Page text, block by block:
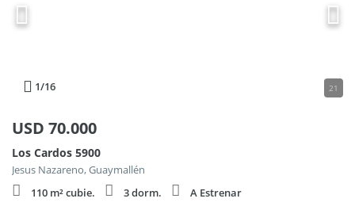
1/16 21
USD 70.000
Los Cardos 5900
Jesus Nazareno, Guaymallén
110 m² cubie.
3 dorm.
A Estrenar